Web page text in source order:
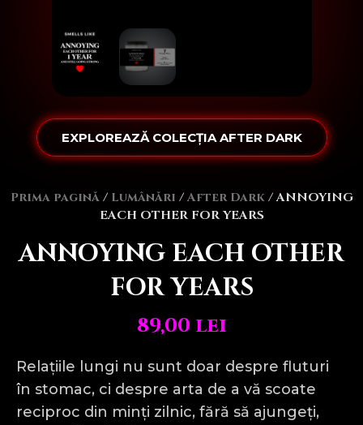
EXPLOREAZĂ COLECȚIA AFTER DARK
Prima pagină/ Lumânări /After Dark/ ANNOYING
EACH OTHER FOR YEARS
ANNOYING EACH OTHER
FOR YEARS
89,00 lei
Relațiile lungi nu sunt doar despre fluturi
în stomac, ci despre arta de a vă scoate
reciproc din minți zilnic, fără să ajungeți,